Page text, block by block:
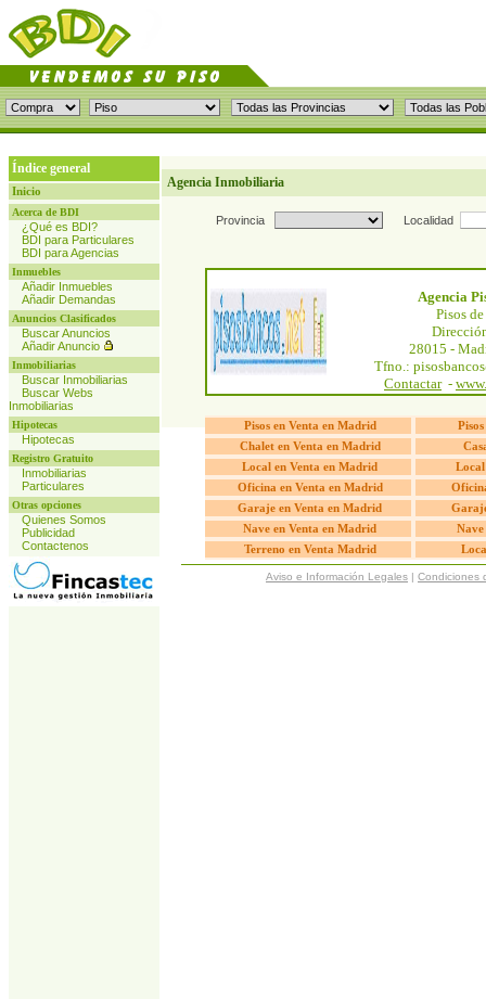
Índice general
Inicio
Acerca de BDI
¿Qué es BDI?
BDI para Particulares
BDI para Agencias
Inmuebles
Añadir Inmuebles
Añadir Demandas
Anuncios Clasificados
Buscar Anuncios
Añadir Anuncio
Inmobiliarias
Buscar Inmobiliarias
Buscar Webs
Inmobiliarias
Hipotecas
Hipotecas
Registro Gratuito
Inmobiliarias
Particulares
Otras opciones
Quienes Somos
Publicidad
Contactenos
Agencia Inmobiliaria
Provincia Localidad
Agencia
Pisos
28015 -
Tfno.:
Contactar-
Pisos en Venta en Madrid
Chalet en Venta en Madrid
Local en Venta en Madrid
Oficina en Venta en Madrid
Garaje en Venta en Madrid
Nave en Venta en Madrid
Terreno en Venta Madrid
Aviso e Información Legales | Condiciones